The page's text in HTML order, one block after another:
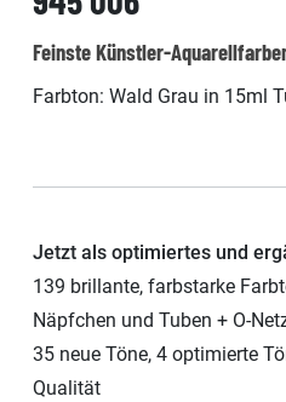
Feinste Künstler-
Farbton: Wald Grau in 15ml
Jetzt als optimiertes und
139 brillante, farbstarke
Näpfchen und Tuben + O-
35 neue Töne, 4 optimierte
Qualität